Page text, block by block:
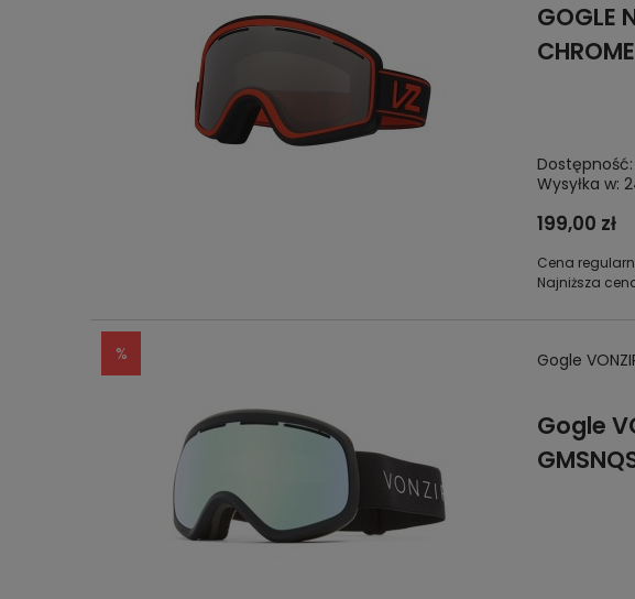
GOGLE
Dostępność:
Wysyłka w:
199,00 zł
Cena
Najniższa
Gogle
Gogle